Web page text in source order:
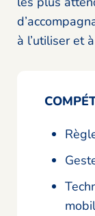
à l’utiliser et